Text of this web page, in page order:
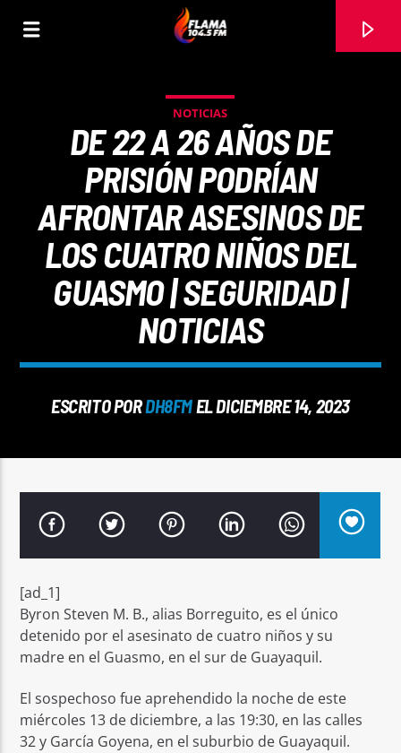
TÍTULO
Señal FM
NOTICIAS
DE 22 A 26 AÑOS DE
PRISIÓN PODRÍAN
AFRONTAR ASESINOS DE
LOS CUATRO NIÑOS DEL
GUASMO | SEGURIDAD |
NOTICIAS
ESCRITO PORDH8FMEL DICIEMBRE 14, 2023
[ad_1]
Byron Steven M. B., alias Borreguito, es el único
detenido por el asesinato de cuatro niños y su
madre en el Guasmo, en el sur de Guayaquil.
El sospechoso fue aprehendido la noche de este
miércoles 13 de diciembre, a las 19:30, en las calles
32 y García Goyena, en el suburbio de Guayaquil.